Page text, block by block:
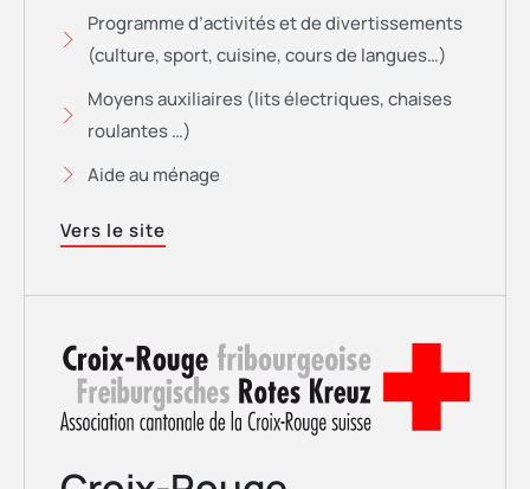
Programme d’activités et de divertissements
(culture, sport, cuisine, cours de langues…)
Moyens auxiliaires (lits électriques, chaises
roulantes …)
Aide au ménage
Vers le site